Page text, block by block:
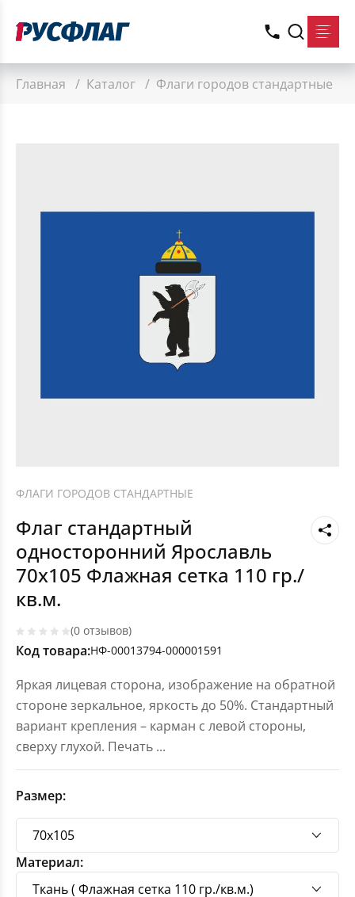
Главная / Каталог / Флаги городов стандартные
ФЛАГИ ГОРОДОВ СТАНДАРТНЫЕ
Флаг стандартный
односторонний Ярославль
70х105 Флажная сетка 110 гр./
кв.м.
(0 отзывов)
Код товара:НФ-00013794-000001591
Яркая лицевая сторона, изображение на обратной
стороне зеркальное, яркость до 50%. Стандартный
вариант крепления – карман с левой стороны,
сверху глухой. Печать ...
Размер:
Материал: